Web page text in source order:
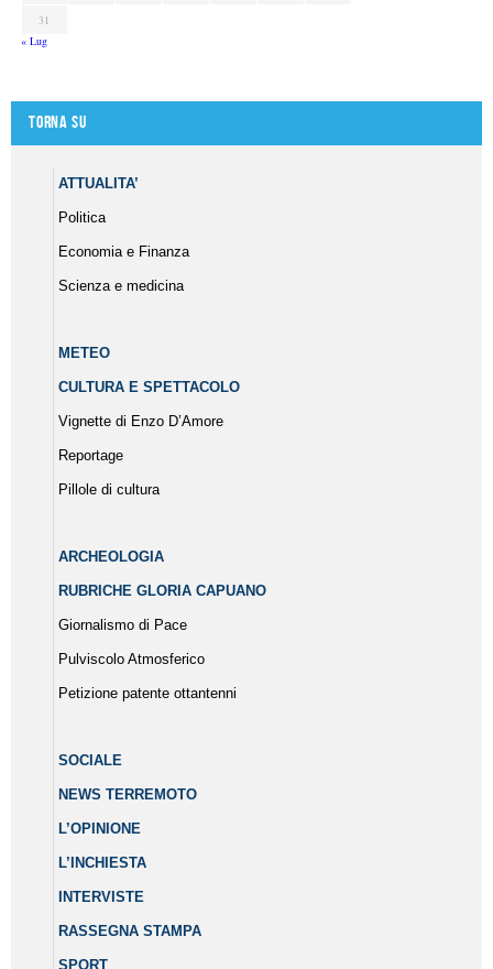
31
« Lug
Torna su
ATTUALITA’
Politica
Economia e Finanza
Scienza e medicina
METEO
CULTURA E SPETTACOLO
Vignette di Enzo D’Amore
Reportage
Pillole di cultura
ARCHEOLOGIA
RUBRICHE GLORIA CAPUANO
Giornalismo di Pace
Pulviscolo Atmosferico
Petizione patente ottantenni
SOCIALE
NEWS TERREMOTO
L’OPINIONE
L’INCHIESTA
INTERVISTE
RASSEGNA STAMPA
SPORT